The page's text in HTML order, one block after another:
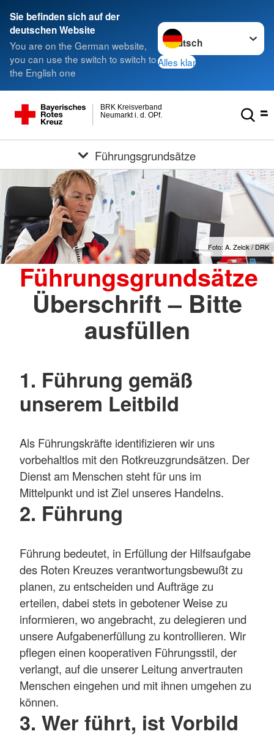
Sie befinden sich auf der
deutschen Website
You are on the German website,
you can use the switch to switch to
the English one
Sprache wechseln zu
Alles klar
Neumarkt i. d. OPf.
BRK Kreisverband
Führungsgrundsätze
Foto: A. Zelck / DRK
Führungsgrundsätze
Überschrift – Bitte
ausfüllen
1. Führung gemäß
unserem Leitbild
Als Führungskräfte identifizieren wir uns
vorbehaltlos mit den Rotkreuzgrundsätzen. Der
Dienst am Menschen steht für uns im
Mittelpunkt und ist Ziel unseres Handelns.
2. Führung
Führung bedeutet, in Erfüllung der Hilfsaufgabe
des Roten Kreuzes verantwortungsbewußt zu
planen, zu entscheiden und Aufträge zu
erteilen, dabei stets in gebotener Weise zu
informieren, wo angebracht, zu delegieren und
unsere Aufgabenerfüllung zu kontrollieren. Wir
pflegen einen kooperativen Führungsstil, der
verlangt, auf die unserer Leitung anvertrauten
Menschen eingehen und mit ihnen umgehen zu
können.
3. Wer führt, ist Vorbild